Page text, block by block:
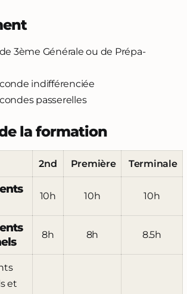
3ème Générale ou de Prépa-
indifférenciée
passerelles
la formation
2nd Première Terminale
10h 10h 10h
8h 8h 8.5h
et